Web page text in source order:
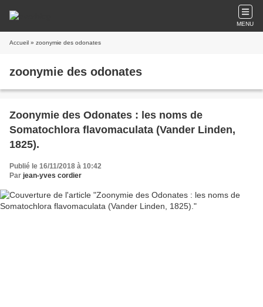
MENU
Accueil » zoonymie des odonates
zoonymie des odonates
Zoonymie des Odonates : les noms de
Somatochlora flavomaculata (Vander Linden,
1825).
Publié le 16/11/2018 à 10:42
Par jean-yves cordier